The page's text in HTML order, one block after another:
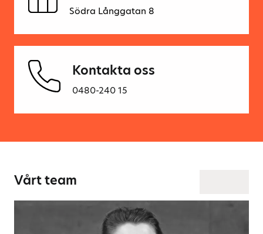
Södra Långgatan 8
Kontakta oss
0480-240 15
Vårt team